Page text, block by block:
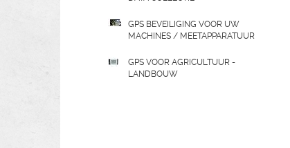
GPS BEVEILIGING VOOR UW
MACHINES / MEETAPPARATUUR
GPS VOOR AGRICULTUUR -
LANDBOUW